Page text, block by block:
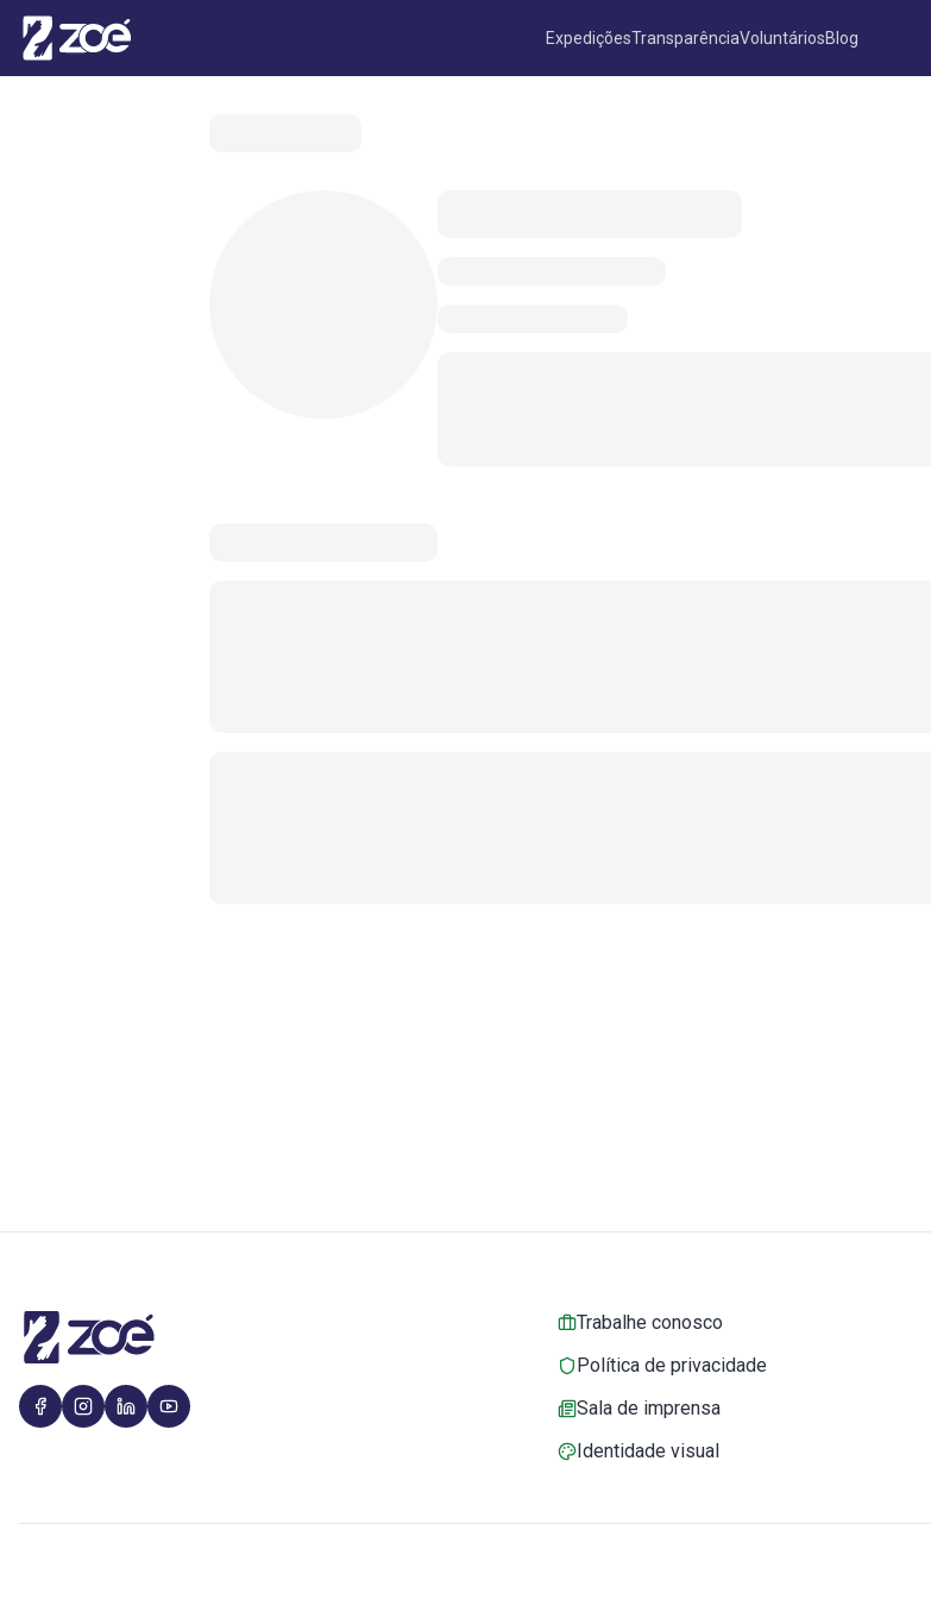
ExpediçõesTransparênciaVoluntáriosBlog
Trabalhe conosco
Política de privacidade
Sala de imprensa
Identidade visual